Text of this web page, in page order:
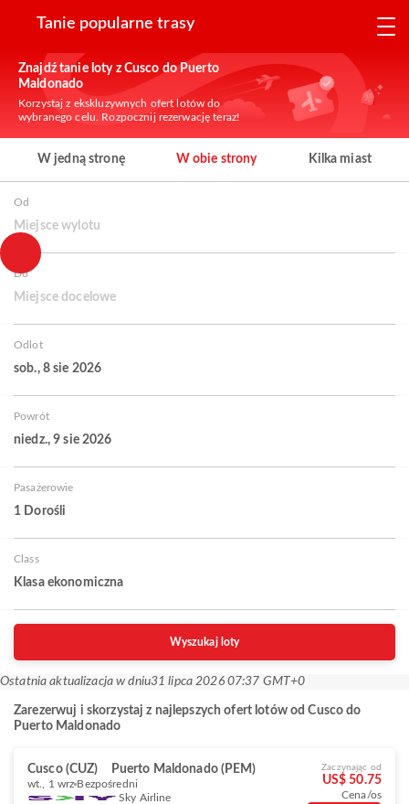
Tanie popularne trasy
Znajdź tanie loty z Cusco do Puerto
Maldonado
Korzystaj z ekskluzywnych ofert lotów do
wybranego celu. Rozpocznij rezerwację teraz!
W jedną stronę W obie strony Kilka miast
Od
Miejsce wylotu
Do
Miejsce docelowe
Odlot
sob., 8 sie 2026
Powrót
niedz., 9 sie 2026
Pasażerowie
1 Dorośli
Class
Klasa ekonomiczna
Wyszukaj loty
Ostatnia aktualizacja w dniu31 lipca 2026 07:37 GMT+0
Zarezerwuj i skorzystaj z najlepszych ofert lotów od Cusco do
Puerto Maldonado
Cusco (CUZ) Puerto Maldonado (PEM)
wt., 1 wrz Bezpośredni
Sky Airline
Zaczynając od
US$ 50.75
Cena/os